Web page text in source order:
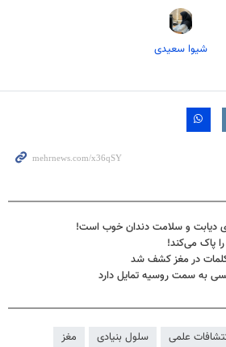
شیوا سعیدی
دیابت و سلامت دندان خوب است!
پاک می‌کند!
کلمات در مغز کشف شد
به سمت روسیه تمایل دارد
علمی سلول بنیادی مغز